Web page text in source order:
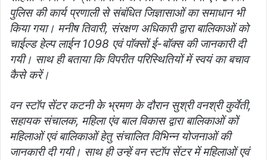
पुलिस की कार्य प्रणाली से संबंधित जिज्ञासाओं का समाधान भी
किया गया। मनीष तिवारी, संरक्षण अधिकारी द्वारा बालिकाओं को
चाईल्ड हेल्प लाईन 1098 एवं पॉक्सों ई-बॉक्स की जानकारी दी
गयी। साथ ही बताया कि विपरीत परिस्थितियों में स्वयं का बचाव
कैसे करें।
वन स्टॉप सेंटर कटनी के भ्रमण के दौरान सुश्री वनश्री कुर्वेती,
सहायक संचालक, महिला एंव बाल विकास द्वारा बालिकाओं कों
महिलाओं एवं बालिकाओं हेतु संचालित विभिन्न योजनाओं की
जानकारी दी गयी। साथ ही उन्हें वन स्टॉप सेंटर में महिलाओं एवं